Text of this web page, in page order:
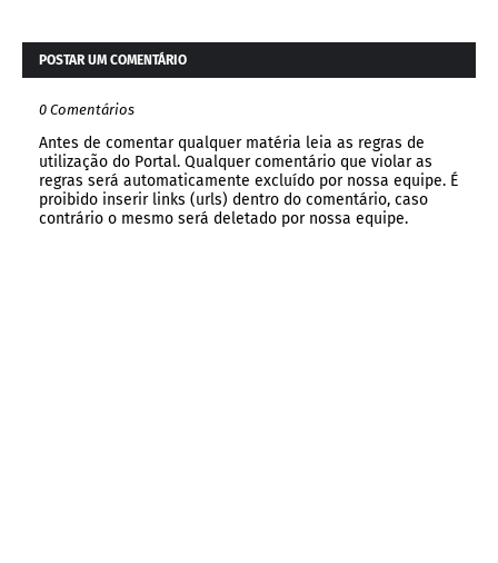
POSTAR UM COMENTÁRIO
0 Comentários
Antes de comentar qualquer matéria leia as regras de
utilização do Portal. Qualquer comentário que violar as
regras será automaticamente excluído por nossa equipe. É
proibido inserir links (urls) dentro do comentário, caso
contrário o mesmo será deletado por nossa equipe.